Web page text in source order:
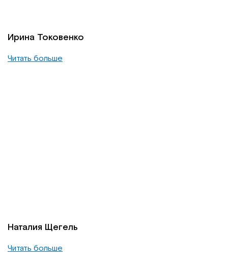
Ирина Токовенко
Читать больше
Наталия Щегель
Читать больше